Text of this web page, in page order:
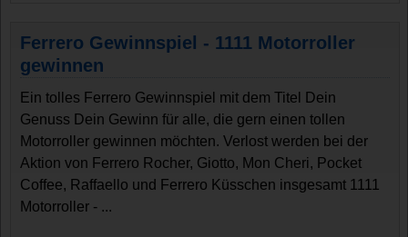
Ferrero Gewinnspiel - 1111 Motorroller
gewinnen
Ein tolles Ferrero Gewinnspiel mit dem Titel Dein
Genuss Dein Gewinn für alle, die gern einen tollen
Motorroller gewinnen möchten. Verlost werden bei der
Aktion von Ferrero Rocher, Giotto, Mon Cheri, Pocket
Coffee, Raffaello und Ferrero Küsschen insgesamt 1111
Motorroller - ...